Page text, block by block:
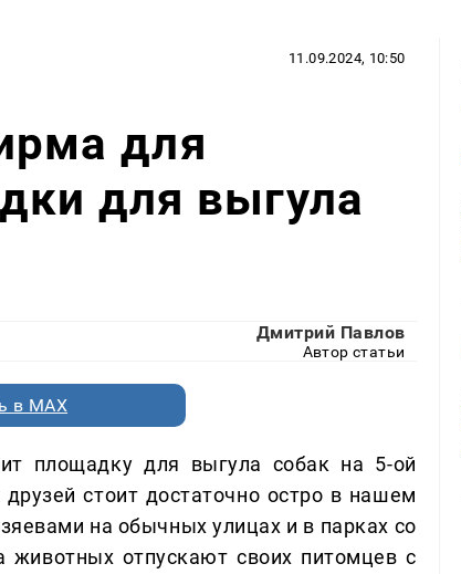
11.09.2024, 10:50
для
для выгула
Дмитрий Павлов
Автор статьи
в MAX
площадку для выгула собак на 5-ой
стоит достаточно остро в нашем
на обычных улицах и в парках со
отпускают своих питомцев с